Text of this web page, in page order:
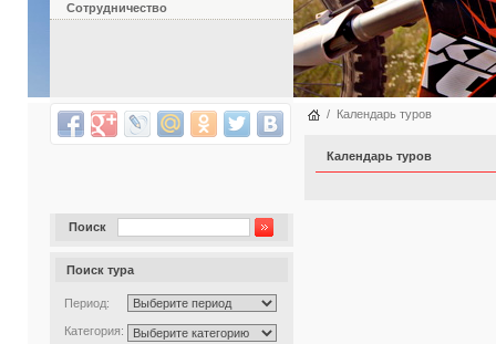
Сотрудничество
Поиск
Поиск тура
Период:
Категория:
/ Календарь туров
Календарь туров